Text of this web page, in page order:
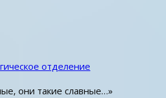
отделение
они такие славные…»